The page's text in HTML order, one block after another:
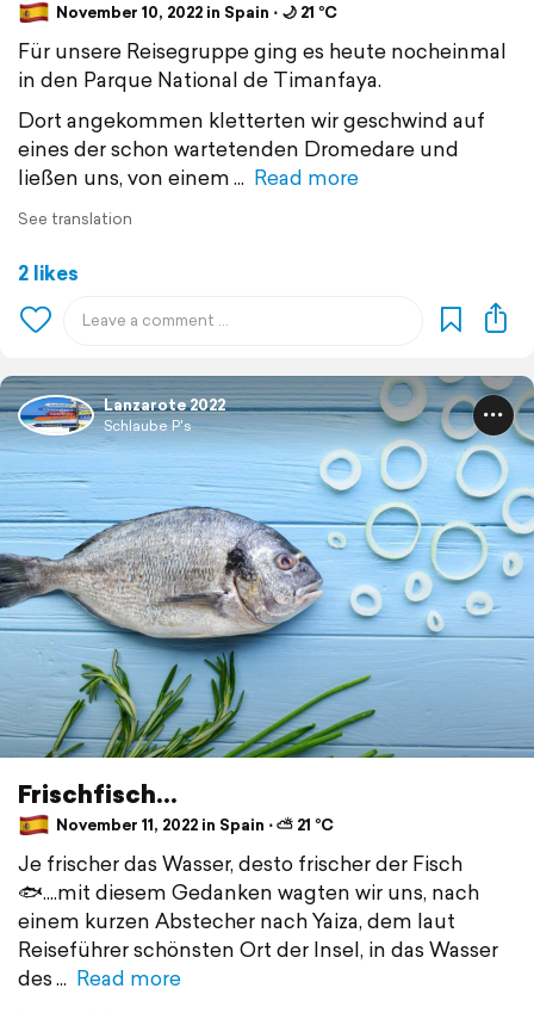
November 10, 2022 in Spain ⋅ 🌙 21 °C
Für unsere Reisegruppe ging es heute nocheinmal
in den Parque National de Timanfaya.
Dort angekommen kletterten wir geschwind auf
eines der schon wartetenden Dromedare und
ließen uns, von einem
Read more
See translation
2 likes
Lanzarote 2022
Schlaube P's
Frischfisch...
November 11, 2022 in Spain ⋅ ⛅ 21 °C
Je frischer das Wasser, desto frischer der Fisch
🐟....mit diesem Gedanken wagten wir uns, nach
einem kurzen Abstecher nach Yaiza, dem laut
Reiseführer schönsten Ort der Insel, in das Wasser
des
Read more